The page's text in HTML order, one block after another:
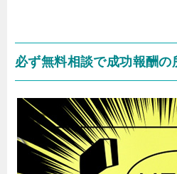
必ず無料相談で成功報酬の